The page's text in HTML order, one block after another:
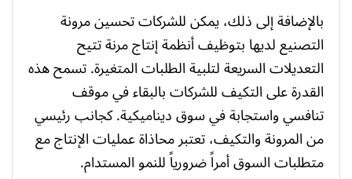
بالإضافة إلى ذلك، يمكن للشركات تحسين مرونة
التصنيع لديها بتوظيف أنظمة إنتاج مرنة تتيح
التعديلات السريعة لتلبية الطلبات المتغيرة. تسمح هذه
القدرة على التكيف للشركات بالبقاء في موقف
تنافسي واستجابة في سوق ديناميكية. كجانب رئيسي
من المرونة والتكيف، تعتبر محاذاة عمليات الإنتاج مع
متطلبات السوق أمراً ضرورياً للنمو المستدام.